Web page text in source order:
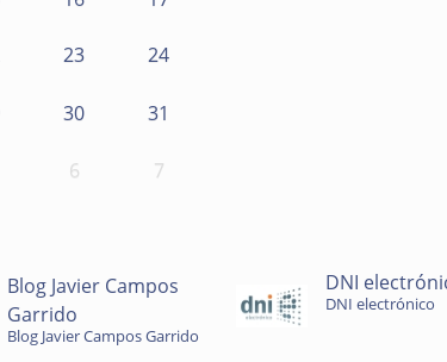
23 24
30 31
6 7
Blog Javier Campos
Garrido
Blog Javier Campos Garrido
DNI
DNI electrónico